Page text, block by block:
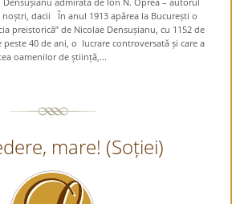
dacii În anul 1913 apărea la București o
preistorică” de Nicolae Densușianu, cu 1152 de
40 de ani, o lucrare controversată și care a
oamenilor de știință,...
mare! (Soției)